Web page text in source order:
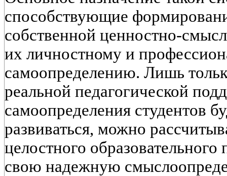
способствующие
собственной ценностно-
их личностному и
самоопределению. Лишь
реальной педагогической
самоопределения студентов
развиваться, можно
целостного
свою надежную